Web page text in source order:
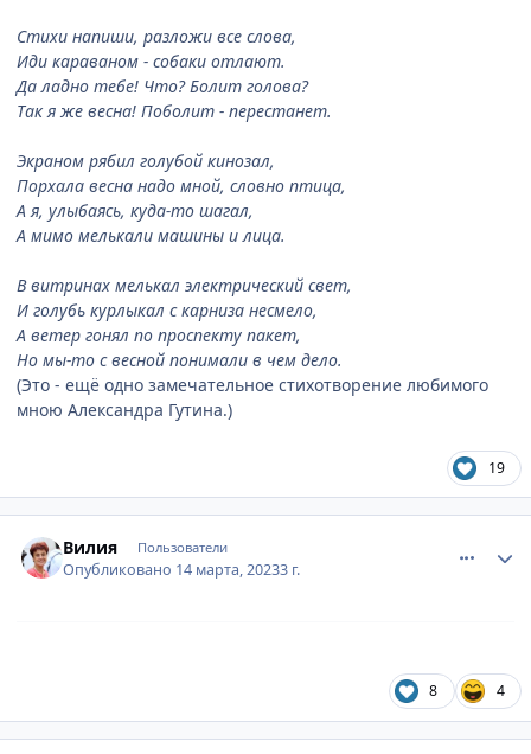
Стихи напиши, разложи все слова,
Иди караваном - собаки отлают.
Да ладно тебе! Что? Болит голова?
Так я же весна! Поболит - перестанет.
Экраном рябил голубой кинозал,
Порхала весна надо мной, словно птица,
А я, улыбаясь, куда-то шагал,
А мимо мелькали машины и лица.
В витринах мелькал электрический свет,
И голубь курлыкал с карниза несмело,
А ветер гонял по проспекту пакет,
Но мы-то с весной понимали в чем дело.
(Это - ещё одно замечательное стихотворение любимого
мною Александра Гутина.)
19
Вилия Пользователи
Опубликовано 14 марта, 20233 г.
8 4